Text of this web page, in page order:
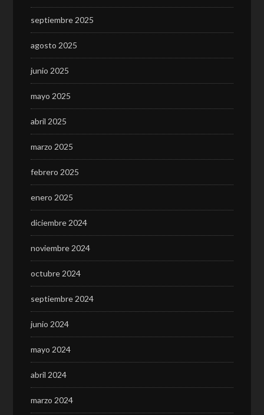
septiembre 2025
agosto 2025
junio 2025
mayo 2025
abril 2025
marzo 2025
febrero 2025
enero 2025
diciembre 2024
noviembre 2024
octubre 2024
septiembre 2024
junio 2024
mayo 2024
abril 2024
marzo 2024